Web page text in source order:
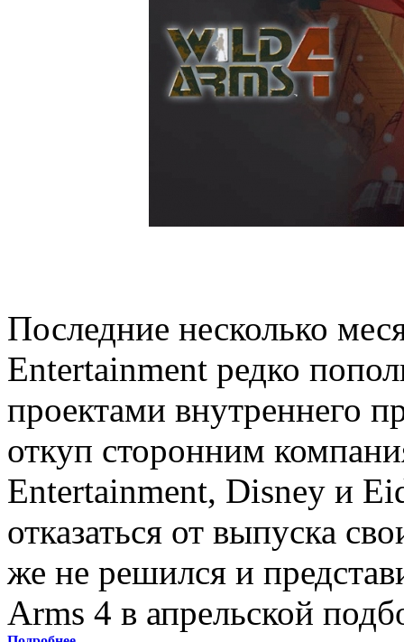
Последние несколько
Entertainment редко
проектами внутреннего
откуп сторонним
Entertainment, Disney и
отказаться от выпуска
же не решился и
Arms 4 в апрельской